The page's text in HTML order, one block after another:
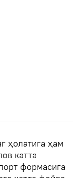
ҳолатига ҳам
катта
формасига